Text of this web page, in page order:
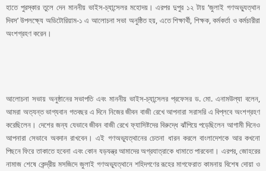
হাতে পুরস্কার তুলে দেন মাননীয় ভাইস-চ্যান্সেলর মহোদয়। এরপর দুপুর ১২ টায় ‘জুলাই গণঅভ্যুত্থান
দিবস’ উপলক্ষ্যে অডিটোরিয়াম-১ এ আলোচনা সভা অনুষ্ঠিত হয়, এতে শিক্ষার্থী, শিক্ষক, কর্মকর্তা ও কর্মচারীরা
অংশগ্রহণ করেন।
আলোচনা সভায় অনুষ্ঠানের সভাপতি এবং মাননীয় ভাইস-চ্যান্সেলর প্রফেসর ড. মো. এনামউল্যা বলেন,
আমরা অত্যন্ত ভাগ্যবান গতবছর এ দিনে নিজের জীবন বাজী রেখে আপনারা সরাসরি এ বিপ্লবে অংশগ্রহণ
করেছিলেন। দেশের জন্য যেভাবে জীবন বাজী রেখে ফ্যাসিষ্টদের বিরুদ্ধে ঝাঁপিয়ে পড়েছিলেন আগামী দিনেও
আপনারা সেভাবে অবদান রাখবেন। এই গণঅভ্যূত্থানের চেতনা ধারন করলে বাংলাদেশকে আর কখনো
পিছনে ফিরে তাকাতে হবেনা এবং কোন যড়যন্ত্র আমাদের অগ্রযাত্রাকে ধামাতে পারবেনা। এরপর, জোহরের
নামাজ শেষে কেন্দ্রীয় মসজিদে জুলাই গণঅভ্যূত্থানে শহিদগণের রূহের মাগফেরাত কামনায় বিশেষ দোয়া ও